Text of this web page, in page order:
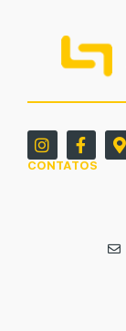
CONTATOS